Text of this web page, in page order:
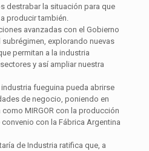
destrabar la situación para que
a producir también.
avanzadas con el Gobierno
explorando nuevas
permitan a la industria
y así ampliar nuestra
fueguina pueda abrirse
de negocio, poniendo en
MIRGOR con la producción
con la Fábrica Argentina
de Industria ratifica que, a